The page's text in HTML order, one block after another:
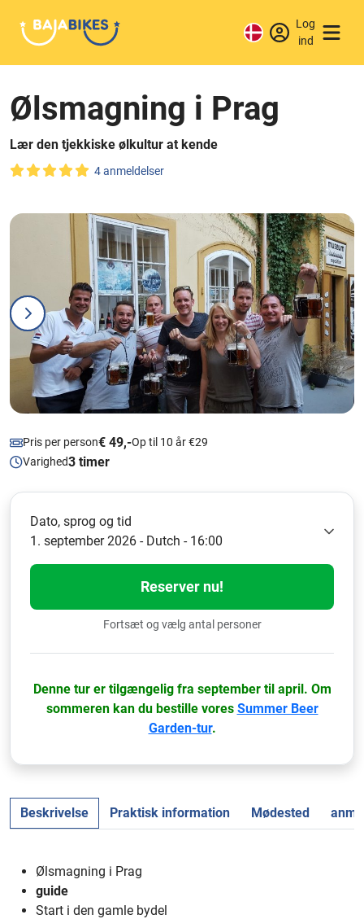
Log
ind
Ølsmagning i Prag
Lær den tjekkiske ølkultur at kende
4 anmeldelser
Pris per person€ 49,-Op til 10 år €29
Varighed3 timer
Dato, sprog og tid
1. september 2026 - Dutch - 16:00
Reserver nu!
Fortsæt og vælg antal personer
Denne tur er tilgængelig fra september til april. Om
sommeren kan du bestille vores Summer Beer
Garden-tur.
Beskrivelse Praktisk information Mødested
Ølsmagning i Prag
guide
Start i den gamle bydel